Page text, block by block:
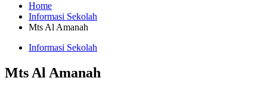
Home
Informasi Sekolah
Mts Al Amanah
Informasi Sekolah
Mts Al Amanah